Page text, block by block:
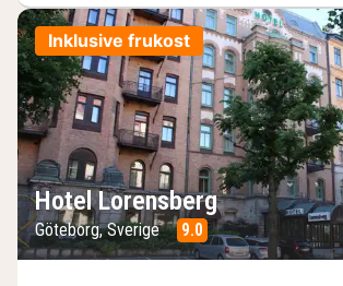
Inklusive frukost
Hotel Lorensberg
Göteborg, Sverige 9.0